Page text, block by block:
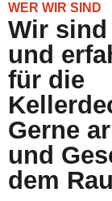
WER WIR SIND
Wir
und
für die
Gerne
und
dem